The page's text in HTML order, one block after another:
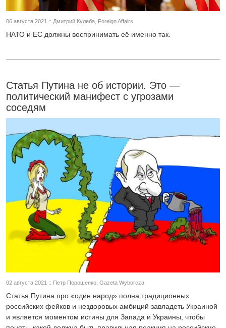
06 августа 2021 :: Дмитрий Кулеба, Foreign Affairs
НАТО и ЕС должны воспринимать её именно так.
Статья Путина не об истории. Это —
политический манифест с угрозами
соседям
02 августа 2021 :: Петр Порошенко, Gazeta Wyborcza
Статья Путина про «один народ» полна традиционных
российских фейков и нездоровых амбиций завладеть Украиной
и является моментом истины для Запада и Украины, чтобы